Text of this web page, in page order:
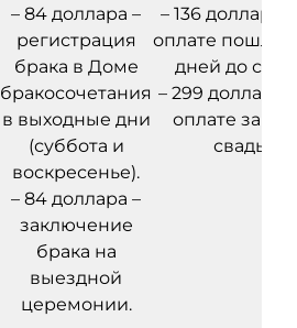
– 84 доллара –
регистрация
брака в Доме
бракосочетания
в выходные дни
(суббота и
воскресенье).
– 84 доллара –
заключение
брака на
выездной
церемонии.
– 136
оплате
дней до
– 299
оплате за
свадьбы.